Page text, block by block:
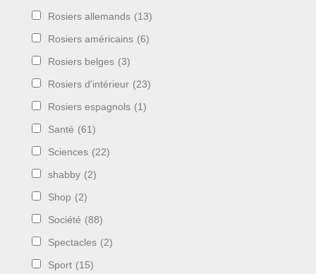
Rosiers allemands (13)
Rosiers américains (6)
Rosiers belges (3)
Rosiers d'intérieur (23)
Rosiers espagnols (1)
Santé (61)
Sciences (22)
shabby (2)
Shop (2)
Société (88)
Spectacles (2)
Sport (15)